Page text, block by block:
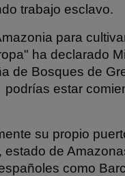
trabajo esclavo.
para
ha declarado
de Bosques de
estar
su propio
estado de
como